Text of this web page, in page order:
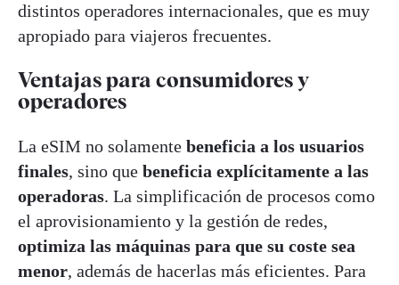
distintos operadores internacionales, que es muy
apropiado para viajeros frecuentes.
Ventajas para consumidores y
operadores
La eSIM no solamente beneficia a los usuarios
finales, sino que beneficia explícitamente a las
operadoras. La simplificación de procesos como
el aprovisionamiento y la gestión de redes,
optimiza las máquinas para que su coste sea
menor, además de hacerlas más eficientes. Para